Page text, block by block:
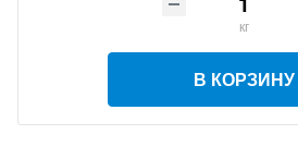
кг
В КОРЗИНУ